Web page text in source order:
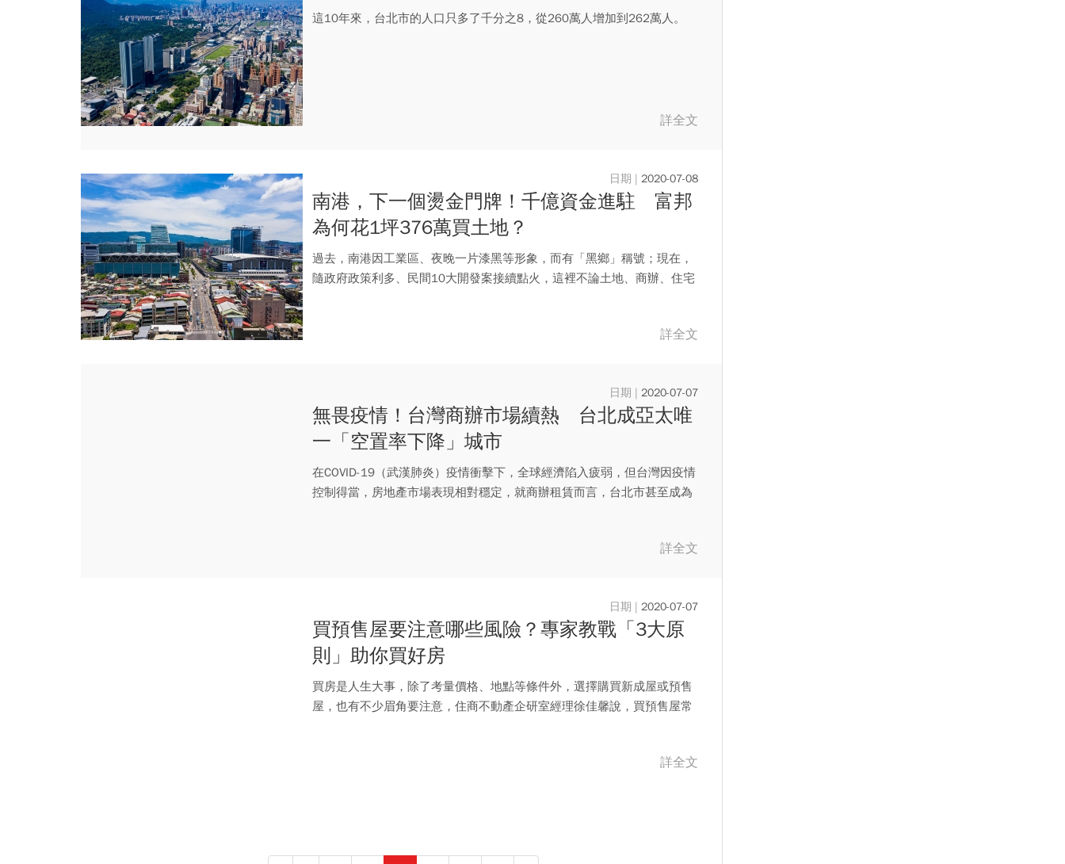
這10年來，台北市的人口只多了千分之8，從260萬人增加到262萬人。
詳全文
2020-07-08
南港，下一個燙金門牌！千億資金進駐 富邦
為何花1坪376萬買土地？
過去，南港因工業區、夜晚一片漆黑等形象，而有「黑鄉」稱號；現在，
隨政府政策利多、民間10大開發案接續點火，這裡不論土地、商辦、住宅
詳全文
2020-07-07
無畏疫情！台灣商辦市場續熱 台北成亞太唯
一「空置率下降」城市
在COVID-19（武漢肺炎）疫情衝擊下，全球經濟陷入疲弱，但台灣因疫情
控制得當，房地產市場表現相對穩定，就商辦租賃而言，台北市甚至成為
詳全文
2020-07-07
買預售屋要注意哪些風險？專家教戰「3大原
則」助你買好房
買房是人生大事，除了考量價格、地點等條件外，選擇購買新成屋或預售
屋，也有不少眉角要注意，住商不動產企研室經理徐佳馨說，買預售屋常
詳全文